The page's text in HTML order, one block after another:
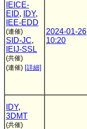
IEICE-
EID, IDY,
IEE-EDD
(連催)
SID-JC,
IEIJ-SSL
(共催)
(連催) [詳細]
2024-01-26
10:20
IDY,
3DMT
(共催)